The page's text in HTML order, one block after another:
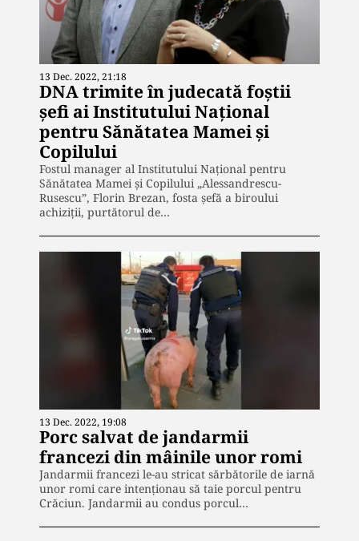
13 Dec. 2022, 21:18
DNA trimite în judecată foștii
șefi ai Institutului Național
pentru Sănătatea Mamei și
Copilului
Fostul manager al Institutului Naţional pentru
Sănătatea Mamei şi Copilului „Alessandrescu-
Rusescu”, Florin Brezan, fosta şefă a biroului
achiziţii, purtătorul de…
13 Dec. 2022, 19:08
Porc salvat de jandarmii
francezi din mâinile unor romi
Jandarmii francezi le-au stricat sărbătorile de iarnă
unor romi care intenționau să taie porcul pentru
Crăciun. Jandarmii au condus porcul…